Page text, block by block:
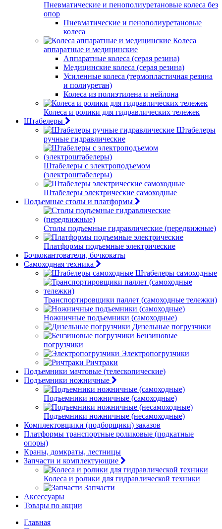
Пневматические и пенополиуретановые колеса без
опор
Пневматические и пенополиуретановые
колеса
Колеса
аппаратные и медицинские
Аппаратные колеса (серая резина)
Медицинские колеса (серая резина)
Усиленные колеса (термопластичная резина
и полиуретан)
Колеса из полиэтилена и нейлона
Колеса и ролики для гидравлических тележек
Штабелеры
Штабелеры
ручные гидравлические
Штабелеры с электроподъемом
(электроштабелеры)
Штабелеры электрические самоходные
Подъемные столы и платформы
Столы подъемные гидравлические (передвижные)
Платформы подъемные электрические
Бочкокантователи, бочкокаты
Самоходная техника
Штабелеры самоходные
Транспортировщики паллет (самоходные тележки)
Ножничные подъемники (самоходные)
Дизельные погрузчики
Бензиновые
погрузчики
Электропогрузчики
Ричтраки
Подъемники мачтовые (телескопические)
Подъемники ножничные
Подъемники ножничные (самоходные)
Подъемники ножничные (несамоходные)
Комплектовщики (подборщики) заказов
Платформы транспортные роликовые (подкатные
опоры)
Краны, домкраты, лестницы
Запчасти и комплектующие
Колеса и ролики для гидравлической техники
Запчасти
Аксессуары
Товары по акции
Главная